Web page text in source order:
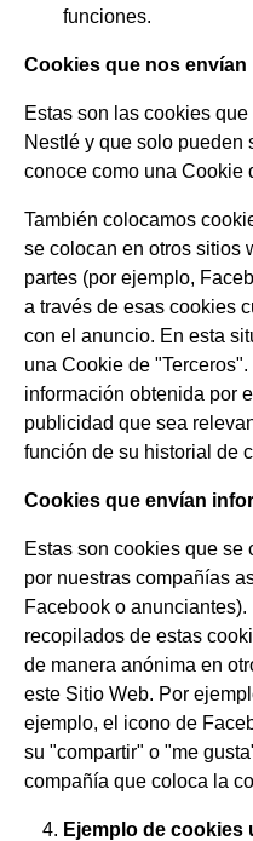
funciones.
Cookies que nos envían
Estas son las cookies
Nestlé y que solo pueden
conoce como una Cookie
También colocamos
se colocan en otros sitios
partes (por ejemplo,
a través de esas cookies
con el anuncio. En esta
una Cookie de
información obtenida por
publicidad que sea
función de su historial de
Cookies que envían
Estas son cookies que
por nuestras compañías
Facebook o
recopilados de estas
de manera anónima en
este Sitio Web. Por
ejemplo, el icono de
su "compartir" o "me
compañía que coloca la
Ejemplo de cookies